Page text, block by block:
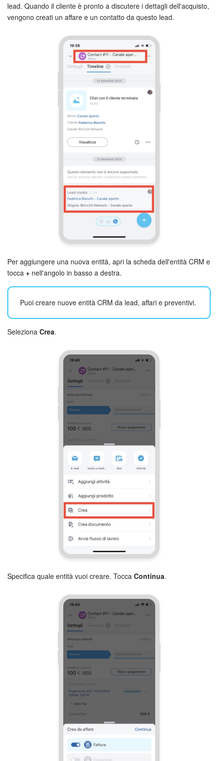
Messenger
Calendario
Webmail
Gruppi di lavoro
Incarichi e progetti
Progetti IA
Prenotazione online
Sales Center
Analisi CRM
Generatore BI
Online store
Dipendenti
Firma elettronica
Automazione
Flussi di lavoro
Marketing
Telefonia
Mio profilo
Impostazioni
Bitrix24 On-Premise
Bitrix24 Messenger
Domande generali
lead. Quando il cliente è pronto a discutere i dettagli dell'acquisto,
vengono creati un affare e un contatto da questo lead.
Per aggiungere una nuova entità, apri la scheda dell'entità CRM e
tocca + nell'angolo in basso a destra.
Puoi creare nuove entità CRM da lead, affari e preventivi.
Seleziona Crea.
Specifica quale entità vuoi creare. Tocca Continua.